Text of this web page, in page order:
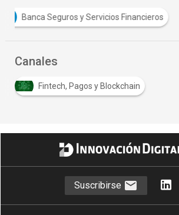
B
Banca Seguros y Servicios Financieros
Canales
Fintech, Pagos y Blockchain
Suscribirse